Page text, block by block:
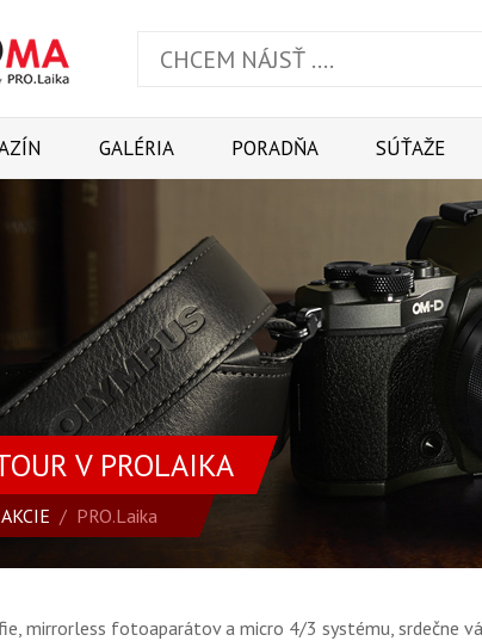
GALÉRIA PORADŇA SÚŤAŽE
V PROLAIKA
/ PRO.Laika
mirrorless fotoaparátov a micro 4/3 systému, srdečne